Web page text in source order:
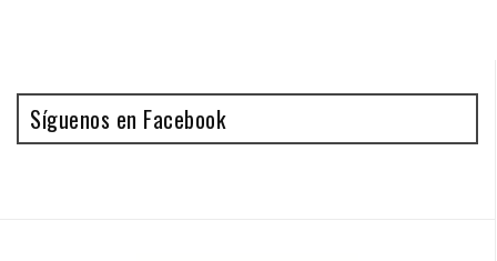
Síguenos en Facebook